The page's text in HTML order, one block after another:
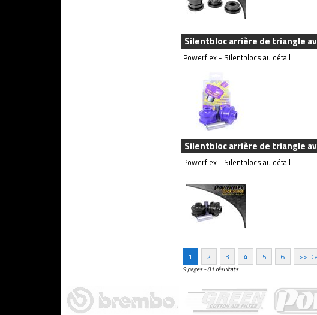
Silentbloc arrière de triangle
Powerflex - Silentblocs au détail
Silentbloc arrière de triangle
Powerflex - Silentblocs au détail
1 2 3 4 5 6 >>
9 pages - 81 résultats